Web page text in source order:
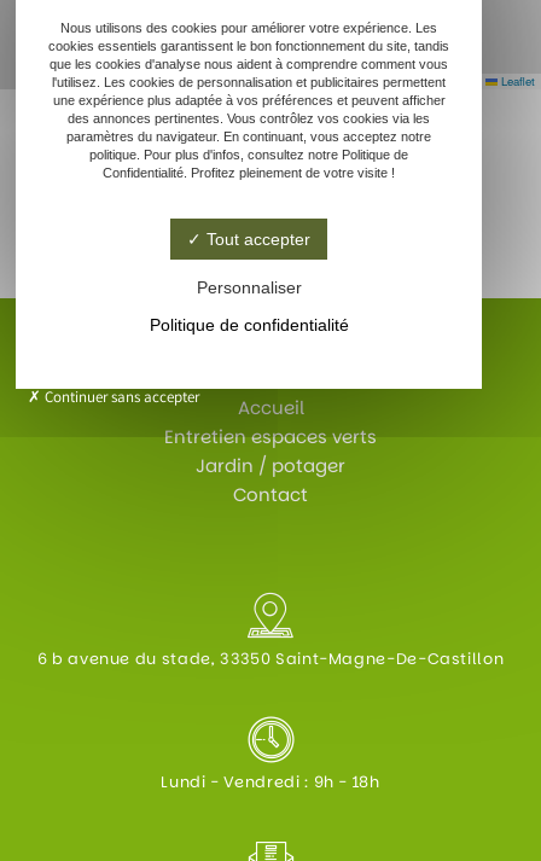
Leaflet
Accueil
Entretien espaces verts
Jardin / potager
Contact
6 b avenue du stade, 33350 Saint-Magne-De-Castillon
Lundi - Vendredi : 9h - 18h
Nous utilisons des cookies pour améliorer votre expérience. Les
cookies essentiels garantissent le bon fonctionnement du site, tandis
que les cookies d'analyse nous aident à comprendre comment vous
l'utilisez. Les cookies de personnalisation et publicitaires permettent
une expérience plus adaptée à vos préférences et peuvent afficher
des annonces pertinentes. Vous contrôlez vos cookies via les
paramètres du navigateur. En continuant, vous acceptez notre
politique. Pour plus d'infos, consultez notre Politique de
Confidentialité. Profitez pleinement de votre visite !
Tout accepter
Personnaliser
Politique de confidentialité
Continuer sans accepter